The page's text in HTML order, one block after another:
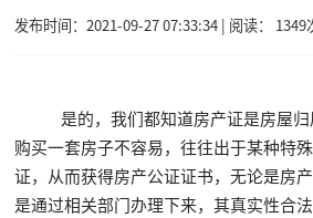
发布时间：2021-09-27 07:33:34 | 阅读： 1349
是的，我们都知道房产证是房屋归
购买一套房子不容易，往往出于某种特
证，从而获得房产公证证书，无论是房
是通过相关部门办理下来，其真实性合